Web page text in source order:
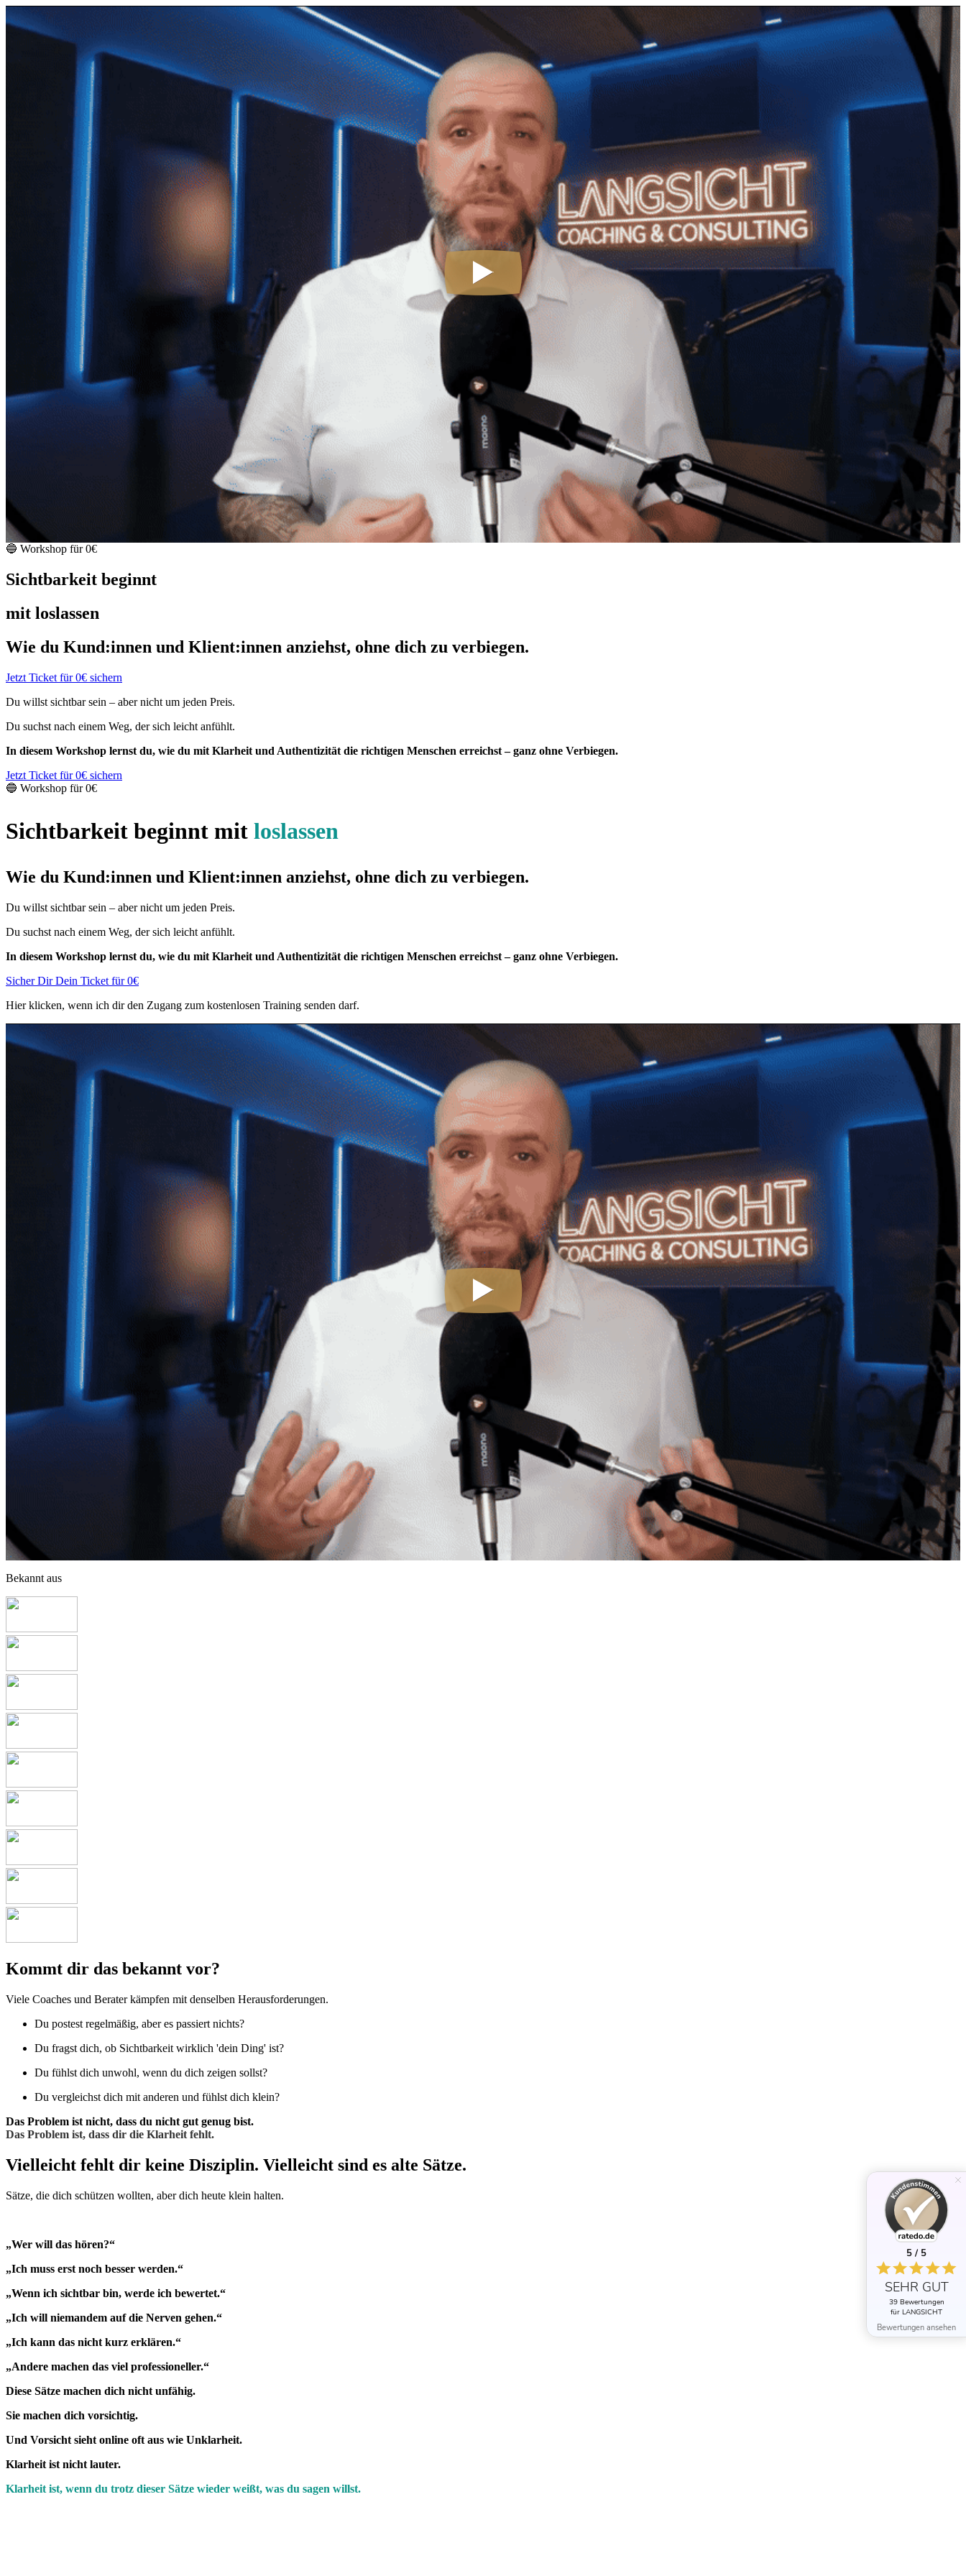
🔵 Workshop für 0€
Sichtbarkeit beginnt
mit loslassen
Wie du Kund:innen und Klient:innen anziehst, ohne dich zu verbiegen.
Jetzt Ticket für 0€ sichern
Du willst sichtbar sein – aber nicht um jeden Preis.
Du suchst nach einem Weg, der sich leicht anfühlt.
In diesem Workshop lernst du, wie du mit Klarheit und Authentizität die richtigen Menschen erreichst – ganz ohne Verbiegen.
Jetzt Ticket für 0€ sichern
🔵 Workshop für 0€
Sichtbarkeit beginnt mit loslassen
Wie du Kund:innen und Klient:innen anziehst, ohne dich zu verbiegen.
Du willst sichtbar sein – aber nicht um jeden Preis.
Du suchst nach einem Weg, der sich leicht anfühlt.
In diesem Workshop lernst du, wie du mit Klarheit und Authentizität die richtigen Menschen erreichst – ganz ohne Verbiegen.
Sicher Dir Dein Ticket für 0€
Hier klicken, wenn ich dir den Zugang zum kostenlosen Training senden darf.
Bekannt aus
Kommt dir das bekannt vor?
Viele Coaches und Berater kämpfen mit denselben Herausforderungen.
Du postest regelmäßig, aber es passiert nichts?
Du fragst dich, ob Sichtbarkeit wirklich 'dein Ding' ist?
Du fühlst dich unwohl, wenn du dich zeigen sollst?
Du vergleichst dich mit anderen und fühlst dich klein?
Das Problem ist nicht, dass du nicht gut genug bist.
Das Problem ist, dass dir die Klarheit fehlt.
Vielleicht fehlt dir keine Disziplin. Vielleicht sind es alte Sätze.
Sätze, die dich schützen wollten, aber dich heute klein halten.
„Wer will das hören?“
„Ich muss erst noch besser werden.“
„Wenn ich sichtbar bin, werde ich bewertet.“
„Ich will niemandem auf die Nerven gehen.“
„Ich kann das nicht kurz erklären.“
„Andere machen das viel professioneller.“
Diese Sätze machen dich nicht unfähig.
Sie machen dich vorsichtig.
Und Vorsicht sieht online oft aus wie Unklarheit.
Klarheit ist nicht lauter.
Klarheit ist, wenn du trotz dieser Sätze wieder weißt, was du sagen willst.
5 / 5
SEHR GUT
39 Bewertungen
für LANGSICHT
Bewertungen ansehen